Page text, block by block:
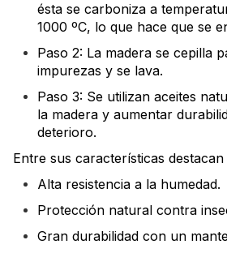
ésta se carboniza a
1000 ºC, lo que hace que se
Paso 2: La madera se cepilla
impurezas y se lava.
Paso 3: Se utilizan aceites
la madera y aumentar
deterioro.
Entre sus características destacan
Alta resistencia a la humedad.
Protección natural contra
Gran durabilidad con un